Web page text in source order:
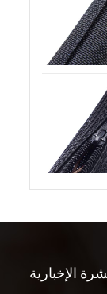
الإخبارية